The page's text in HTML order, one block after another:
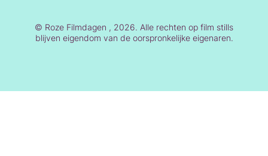
© Roze Filmdagen , 2026. Alle rechten op film stills
blijven eigendom van de oorspronkelijke eigenaren.